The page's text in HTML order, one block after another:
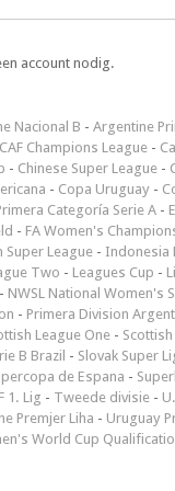
account nodig.
Nacional B - Argentine
CAF Champions League -
- Chinese Super League -
- Copa Uruguay -
Categoría Serie A -
- FA Women's
Super League - Indonesia
Two - Leagues Cup -
NWSL National Women's
- Primera Division
League One -
B Brazil - Slovak Super
de Espana -
1. Lig - Tweede divisie -
Premjer Liha - Uruguay
World Cup